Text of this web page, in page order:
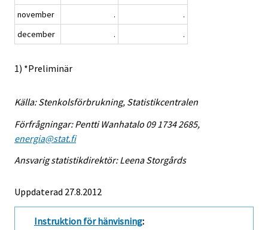
november
.
.
december
. .
1) *Preliminär
Källa: Stenkolsförbrukning, Statistikcentralen
Förfrågningar: Pentti Wanhatalo 09 1734 2685,
energia@stat.fi
Ansvarig statistikdirektör: Leena Storgårds
Uppdaterad 27.8.2012
Instruktion för hänvisning: